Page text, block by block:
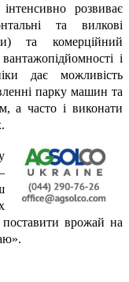
розвиває
та вилкові
та комерційний
і
дає можливість
парку машин та
а часто і виконати
врожай на